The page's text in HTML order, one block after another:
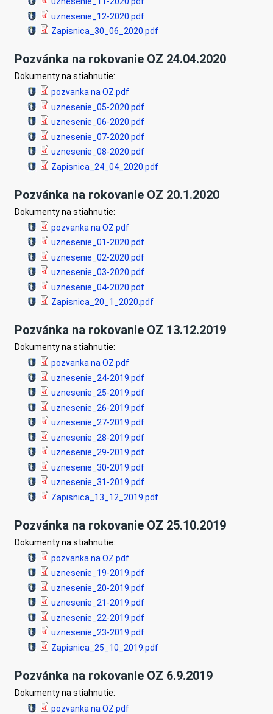
uznesenie_12-2020.pdf
Zapisnica_30_06_2020.pdf
Pozvánka na rokovanie OZ 24.04.2020
Dokumenty na stiahnutie:
pozvanka na OZ.pdf
uznesenie_05-2020.pdf
uznesenie_06-2020.pdf
uznesenie_07-2020.pdf
uznesenie_08-2020.pdf
Zapisnica_24_04_2020.pdf
Pozvánka na rokovanie OZ 20.1.2020
Dokumenty na stiahnutie:
pozvanka na OZ.pdf
uznesenie_01-2020.pdf
uznesenie_02-2020.pdf
uznesenie_03-2020.pdf
uznesenie_04-2020.pdf
Zapisnica_20_1_2020.pdf
Pozvánka na rokovanie OZ 13.12.2019
Dokumenty na stiahnutie:
pozvanka na OZ.pdf
uznesenie_24-2019.pdf
uznesenie_25-2019.pdf
uznesenie_26-2019.pdf
uznesenie_27-2019.pdf
uznesenie_28-2019.pdf
uznesenie_29-2019.pdf
uznesenie_30-2019.pdf
uznesenie_31-2019.pdf
Zapisnica_13_12_2019.pdf
Pozvánka na rokovanie OZ 25.10.2019
Dokumenty na stiahnutie:
pozvanka na OZ.pdf
uznesenie_19-2019.pdf
uznesenie_20-2019.pdf
uznesenie_21-2019.pdf
uznesenie_22-2019.pdf
uznesenie_23-2019.pdf
Zapisnica_25_10_2019.pdf
Pozvánka na rokovanie OZ 6.9.2019
Dokumenty na stiahnutie:
pozvanka na OZ.pdf